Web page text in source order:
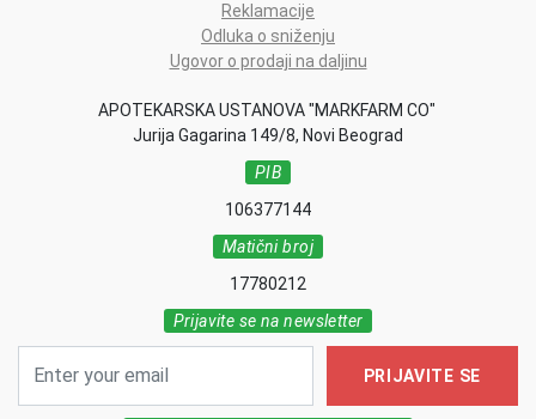
Reklamacije
Odluka o sniženju
Ugovor o prodaji na daljinu
APOTEKARSKA USTANOVA "MARKFARM CO"
Jurija Gagarina 149/8, Novi Beograd
PIB
106377144
Matični broj
17780212
Prijavite se na newsletter
PRIJAVITE SE